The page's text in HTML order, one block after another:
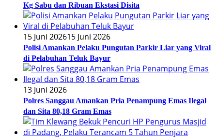
Kg Sabu dan Ribuan Ekstasi Disita
15 Juni 202615 Juni 2026
Polisi Amankan Pelaku Pungutan Parkir Liar yang Viral
di Pelabuhan Teluk Bayur
13 Juni 2026
Polres Sanggau Amankan Pria Penampung Emas Ilegal
dan Sita 80,18 Gram Emas